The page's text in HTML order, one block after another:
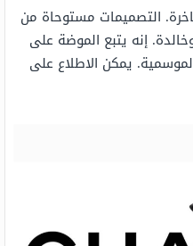
التصميمات مستوحاة من
إنه يتبع الموضة على
يمكن الاطلاع على